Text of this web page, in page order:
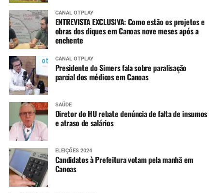
CANAL OTPLAY
ENTREVISTA EXCLUSIVA: Como estão os projetos e
obras dos diques em Canoas nove meses após a
enchente
CANAL OTPLAY
Presidente do Simers fala sobre paralisação
parcial dos médicos em Canoas
SAÚDE
Diretor do HU rebate denúncia de falta de insumos
e atraso de salários
ELEIÇÕES 2024
Candidatos à Prefeitura votam pela manhã em
Canoas